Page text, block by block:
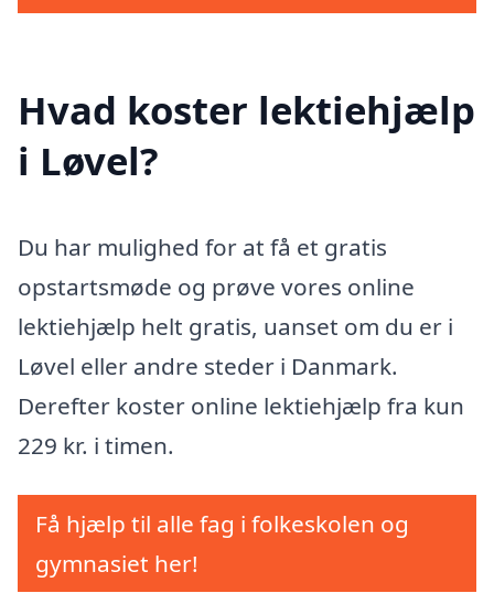
Hvad koster lektiehjælp
i Løvel?
Du har mulighed for at få et gratis
opstartsmøde og prøve vores online
lektiehjælp helt gratis, uanset om du er i
Løvel eller andre steder i Danmark.
Derefter koster online lektiehjælp fra kun
229 kr. i timen.
Få hjælp til alle fag i folkeskolen og
gymnasiet her!